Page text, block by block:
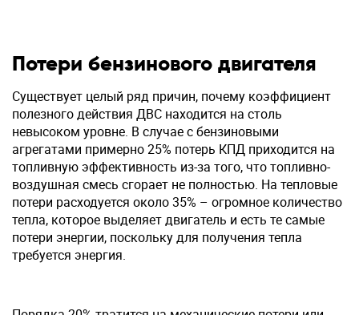
Потери бензинового двигателя
Существует целый ряд причин, почему коэффициент
полезного действия ДВС находится на столь
невысоком уровне. В случае с бензиновыми
агрегатами примерно 25% потерь КПД приходится на
топливную эффективность из-за того, что топливно-
воздушная смесь сгорает не полностью. На тепловые
потери расходуется около 35% – огромное количество
тепла, которое выделяет двигатель и есть те самые
потери энергии, поскольку для получения тепла
требуется энергия.